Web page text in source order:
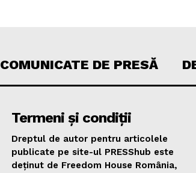
COMUNICATE DE PRESĂ
Termeni și condiții
Dreptul de autor pentru articolele
publicate pe site-ul PRESShub este
deținut de Freedom House România,